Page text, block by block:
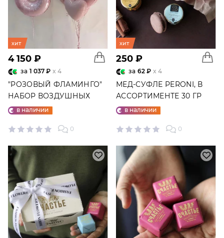
хит
4 150 ₽
за 1 037 ₽ x 4
"РОЗОВЫЙ ФЛАМИНГО"
НАБОР ВОЗДУШНЫХ
ШАРОВ №25
в наличии
0
хит
250 ₽
за 62 ₽ x 4
МЕД-СУФЛЕ PERONI, В
АССОРТИМЕНТЕ 30 ГР
в наличии
0